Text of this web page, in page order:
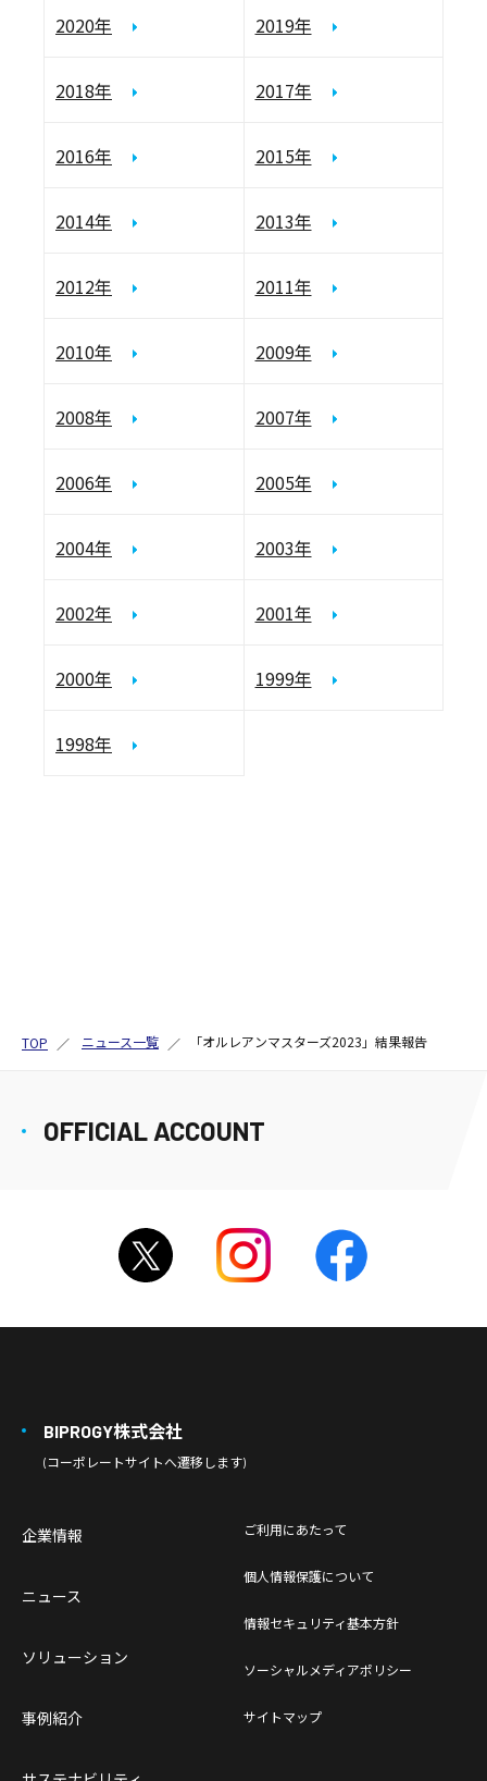
2020年 2019年
2018年 2017年
2016年 2015年
2014年 2013年
2012年 2011年
2010年 2009年
2008年 2007年
2006年 2005年
2004年 2003年
2002年 2001年
2000年 1999年
1998年
TOP ニュース一覧 「オルレアンマスターズ2023」結果報告
OFFICIAL ACCOUNT
BIPROGY株式会社
(コーポレートサイトへ遷移します)
企業情報
ニュース
ソリューション
事例紹介
ご利用にあたって
個人情報保護について
情報セキュリティ基本方針
ソーシャルメディアポリシー
サイトマップ